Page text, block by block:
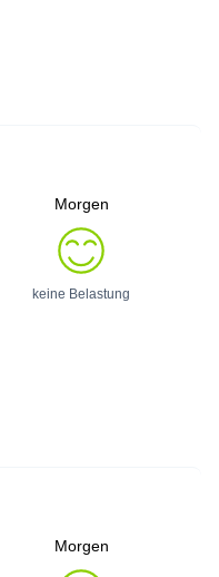
Morgen
keine Belastung
Morgen